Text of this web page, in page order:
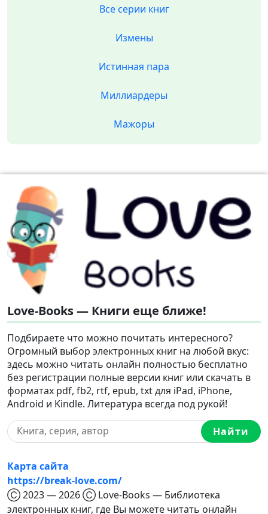
Все серии книг
Измены
Истинная пара
Миллиардеры
Мажоры
Love-Books — Книги еще ближе!
Подбираете что можно почитать интересного?
Огромный выбор электронных книг на любой вкус:
здесь можно читать онлайн полностью бесплатно
без регистрации полные версии книг или скачать в
форматах pdf, fb2, rtf, epub, txt для iPad, iPhone,
Android и Kindle. Литература всегда под рукой!
Найти
Карта сайта
https://break-love.com/
Ⓒ 2023 — 2026 Ⓒ Love-Books — Библиотека
электронных книг, где Вы можете читать онлайн